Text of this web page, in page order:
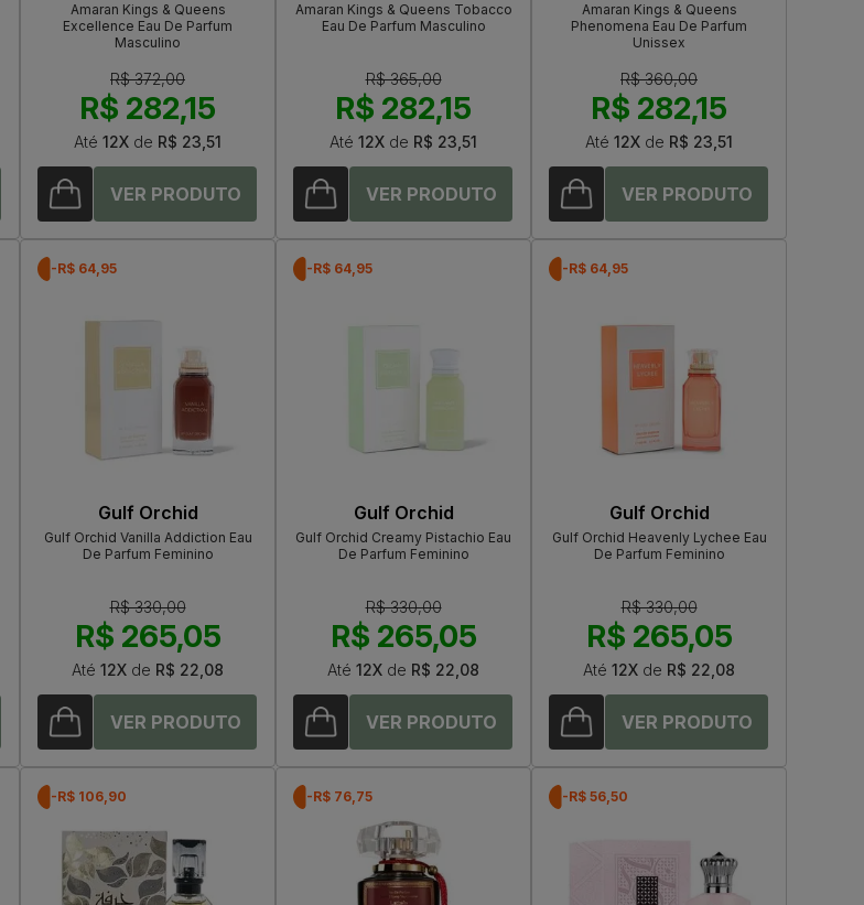
Amaran Kings & Queens
Excellence Eau De Parfum
Masculino
R$ 372,00
R$ 282,15
Até 12X de R$ 23,51
Amaran Kings & Queens Tobacco
Eau De Parfum Masculino
R$ 365,00
R$ 282,15
Até 12X de R$ 23,51
Amaran Kings & Queens
Phenomena Eau De Parfum
Unissex
R$ 360,00
R$ 282,15
Até 12X de R$ 23,51
-R$ 64,95
Gulf Orchid
Gulf Orchid Vanilla Addiction Eau
De Parfum Feminino
R$ 330,00
R$ 265,05
Até 12X de R$ 22,08
-R$ 64,95
Gulf Orchid
Gulf Orchid Creamy Pistachio Eau
De Parfum Feminino
R$ 330,00
R$ 265,05
Até 12X de R$ 22,08
-R$ 64,95
Gulf Orchid
Gulf Orchid Heavenly Lychee Eau
De Parfum Feminino
R$ 330,00
R$ 265,05
Até 12X de R$ 22,08
-R$ 106,90 -R$ 76,75 -R$ 56,50